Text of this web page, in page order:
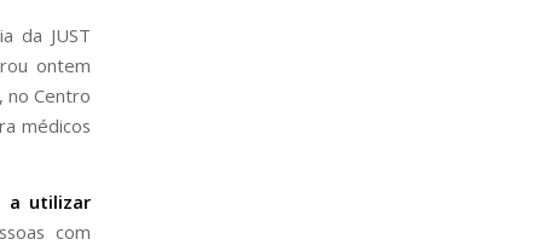
da JUST
ontem
no Centro
médicos
a utilizar
com